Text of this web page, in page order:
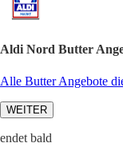
Aldi Nord Butter
Alle Butter Angebote
WEITER
endet bald